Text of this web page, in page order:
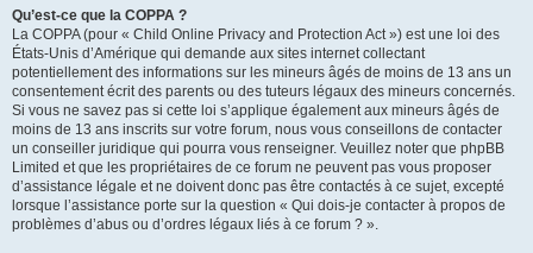
Qu’est-ce que la COPPA ?
La COPPA (pour « Child Online Privacy and Protection Act ») est une loi des
États-Unis d’Amérique qui demande aux sites internet collectant
potentiellement des informations sur les mineurs âgés de moins de 13 ans un
consentement écrit des parents ou des tuteurs légaux des mineurs concernés.
Si vous ne savez pas si cette loi s’applique également aux mineurs âgés de
moins de 13 ans inscrits sur votre forum, nous vous conseillons de contacter
un conseiller juridique qui pourra vous renseigner. Veuillez noter que phpBB
Limited et que les propriétaires de ce forum ne peuvent pas vous proposer
d’assistance légale et ne doivent donc pas être contactés à ce sujet, excepté
lorsque l’assistance porte sur la question « Qui dois-je contacter à propos de
problèmes d’abus ou d’ordres légaux liés à ce forum ? ».